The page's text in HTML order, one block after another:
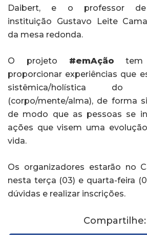
Daibert, e o professor
instituição Gustavo Leite
da mesa redonda.
O projeto #emAção tem
proporcionar experiências que
sistêmica/holística do
(corpo/mente/alma), de forma
de modo que as pessoas se
ações que visem uma
vida.
Os organizadores estarão no
nesta terça (03) e quarta-feira
dúvidas e realizar inscrições.
Compartilhe: